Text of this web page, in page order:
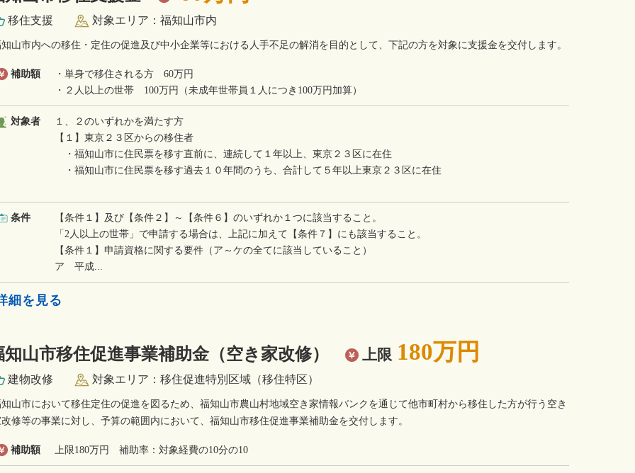
移住支援 対象エリア：福知山市内
山市内への移住・定住の促進及び中小企業等における人手不足の解消を目的として、下記の方を対象に支援金を交付します。
補助額
・単身で移住される方 60万円
・２人以上の世帯 100万円（未成年世帯員１人につき100万円加算）
対象者
１、２のいずれかを満たす方
【１】東京２３区からの移住者
・福知山市に住民票を移す直前に、連続して１年以上、東京２３区に在住
・福知山市に住民票を移す過去１０年間のうち、合計して５年以上東京２３区に在住
条件
【条件１】及び【条件２】～【条件６】のいずれか１つに該当すること。
「2人以上の世帯」で申請する場合は、上記に加えて【条件７】にも該当すること。
【条件１】申請資格に関する要件（ア～ケの全てに該当していること）
ア 平成...
細を見る
知山市移住促進事業補助金（空き家改修） 上限 180万円
建物改修 対象エリア：移住促進特別区域（移住特区）
山市において移住定住の促進を図るため、福知山市農山村地域空き家情報バンクを通じて他市町村から移住した方が行う空き
修等の事業に対し、予算の範囲内において、福知山市移住促進事業補助金を交付します。
補助額 上限180万円 補助率：対象経費の10分の10